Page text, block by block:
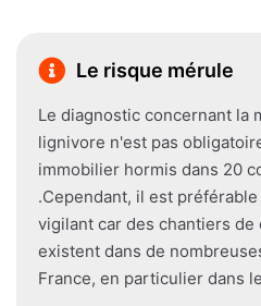
Le risque mérule
Le diagnostic concernant la
lignivore n'est pas
immobilier hormis dans 20
.Cependant, il est
vigilant car des chantiers
existent dans de
France, en particulier dans